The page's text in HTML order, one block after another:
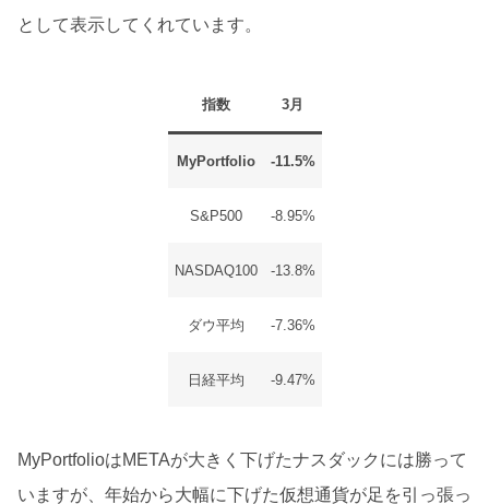
として表示してくれています。
指数 3月
MyPortfolio -11.5%
S&P500 -8.95%
NASDAQ100 ‐13.8%
ダウ平均 -7.36%
日経平均 -9.47%
MyPortfolioはMETAが大きく下げたナスダックには勝って
いますが、年始から大幅に下げた仮想通貨が足を引っ張っ